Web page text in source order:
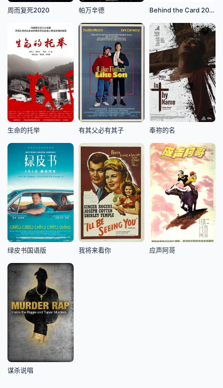
周而复死2020 帕万辛德 Behind the Card 2022
生命的托举 有其父必有其子 奉祢的名
绿皮书国语版 我将来看你 应声阿哥
谋杀说唱